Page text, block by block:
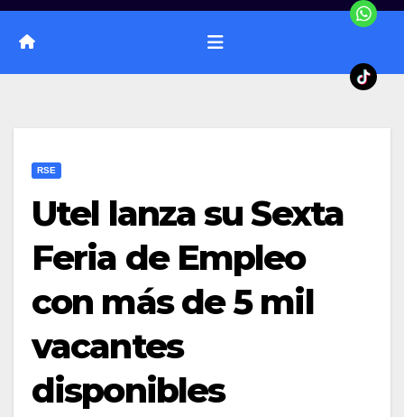
RSE
Utel lanza su Sexta
Feria de Empleo
con más de 5 mil
vacantes
disponibles